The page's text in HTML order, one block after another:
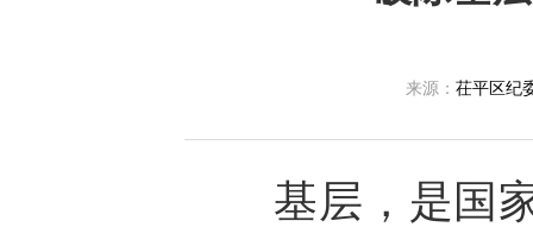
来源： 茌平区纪
基层，是国家